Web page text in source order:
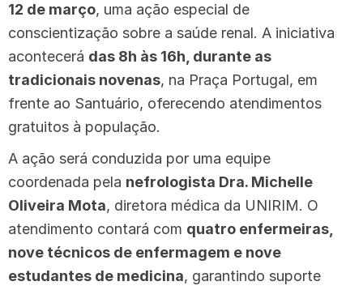
12 de março, uma ação especial de
conscientização sobre a saúde renal. A iniciativa
acontecerá das 8h às 16h, durante as
tradicionais novenas, na Praça Portugal, em
frente ao Santuário, oferecendo atendimentos
gratuitos à população.
A ação será conduzida por uma equipe
coordenada pela nefrologista Dra. Michelle
Oliveira Mota, diretora médica da UNIRIM. O
atendimento contará com quatro enfermeiras,
nove técnicos de enfermagem e nove
estudantes de medicina, garantindo suporte